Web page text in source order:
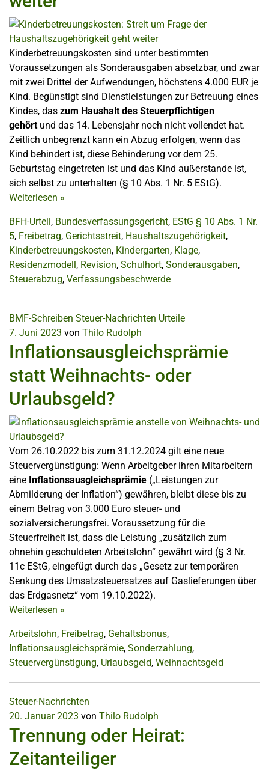
Kinderbetreuungskosten sind unter bestimmten
Voraussetzungen als Sonderausgaben absetzbar, und zwar
mit zwei Drittel der Aufwendungen, höchstens 4.000 EUR je
Kind. Begünstigt sind Dienstleistungen zur Betreuung eines
Kindes, das zum Haushalt des Steuerpflichtigen
gehörtund das 14. Lebensjahr noch nicht vollendet hat.
Zeitlich unbegrenzt kann ein Abzug erfolgen, wenn das
Kind behindert ist, diese Behinderung vor dem 25.
Geburtstag eingetreten ist und das Kind außerstande ist,
sich selbst zu unterhalten (§ 10 Abs. 1 Nr. 5 EStG).
Weiterlesen »
BFH-Urteil, Bundesverfassungsgericht, EStG § 10 Abs. 1 Nr.
5, Freibetrag, Gerichtsstreit, Haushaltszugehörigkeit,
Kinderbetreuungskosten, Kindergarten, Klage,
Residenzmodell, Revision, Schulhort, Sonderausgaben,
Steuerabzug, Verfassungsbeschwerde
BMF-Schreiben Steuer-Nachrichten Urteile
7. Juni 2023 von Thilo Rudolph
Inflationsausgleichsprämie
statt Weihnachts- oder
Urlaubsgeld?
Vom 26.10.2022 bis zum 31.12.2024 gilt eine neue
Steuervergünstigung: Wenn Arbeitgeber ihren Mitarbeitern
eine Inflationsausgleichsprämie („Leistungen zur
Abmilderung der Inflation“) gewähren, bleibt diese bis zu
einem Betrag von 3.000 Euro steuer- und
sozialversicherungsfrei. Voraussetzung für die
Steuerfreiheit ist, dass die Leistung „zusätzlich zum
ohnehin geschuldeten Arbeitslohn“ gewährt wird (§ 3 Nr.
11c EStG, eingefügt durch das „Gesetz zur temporären
Senkung des Umsatzsteuersatzes auf Gaslieferungen über
das Erdgasnetz“ vom 19.10.2022).
Weiterlesen »
Arbeitslohn, Freibetrag, Gehaltsbonus,
Inflationsausgleichsprämie, Sonderzahlung,
Steuervergünstigung, Urlaubsgeld, Weihnachtsgeld
Steuer-Nachrichten
20. Januar 2023 von Thilo Rudolph
Trennung oder Heirat:
Zeitanteiliger